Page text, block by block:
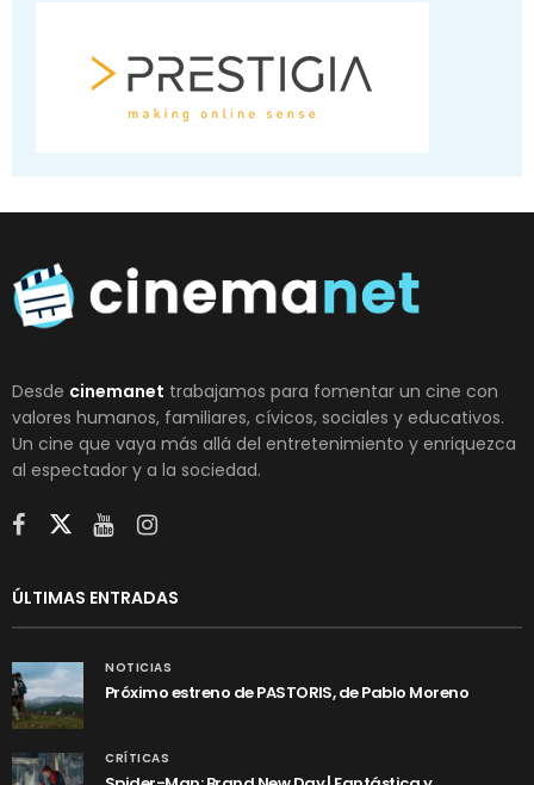
Desde cinemanet trabajamos para fomentar un cine con
valores humanos, familiares, cívicos, sociales y educativos.
Un cine que vaya más allá del entretenimiento y enriquezca
al espectador y a la sociedad.
ÚLTIMAS ENTRADAS
NOTICIAS
Próximo estreno de PASTORIS, de Pablo Moreno
CRÍTICAS